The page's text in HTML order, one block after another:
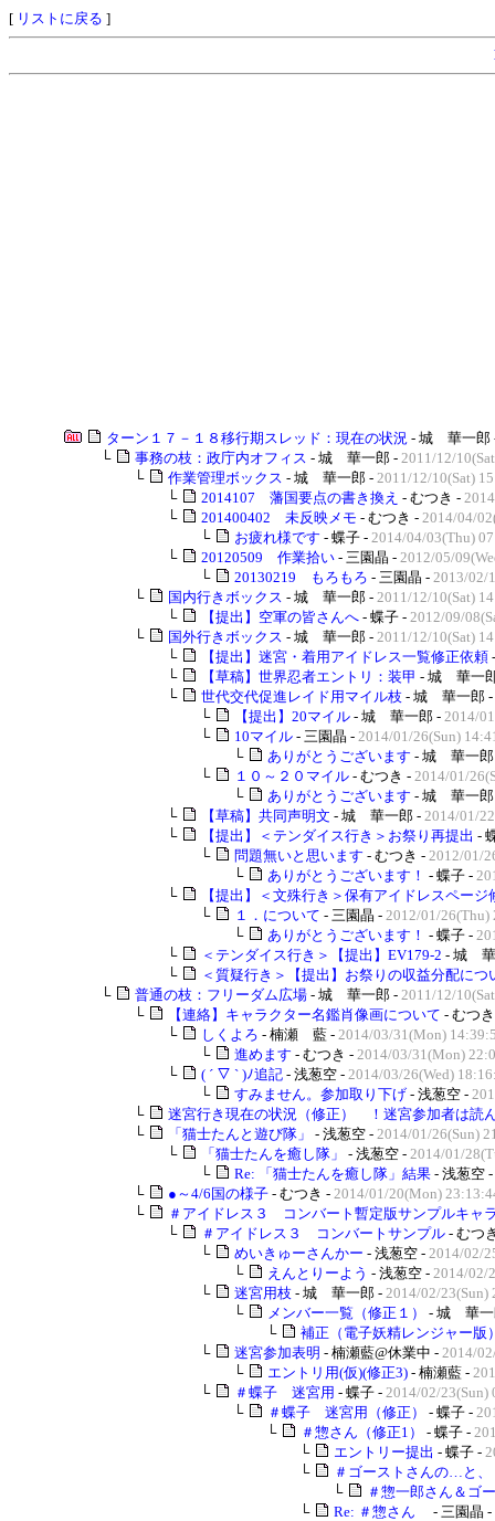
[ リストに戻る ]
ターン１７－１８移行期スレッド：現在の状況 - 城 華一郎
└
事務の枝：政庁内オフィス - 城 華一郎 - 2011/12/
└
作業管理ボックス - 城 華一郎 - 2011/12/10(Sat)
└
2014107 藩国要点の書き換え - むつき -
└
201400402 未反映メモ - むつき - 2014/04/
└
お疲れ様です - 蝶子 - 2014/04/03(Thu)
└
20120509 作業拾い - 三園晶 - 2012/05/
└
20130219 もろもろ - 三園晶 - 2013/02/
└
国内行きボックス - 城 華一郎 - 2011/12/10(Sat)
└
【提出】空軍の皆さんへ - 蝶子 - 2012/09/
└
国外行きボックス - 城 華一郎 - 2011/12/10(Sat)
└
【提出】迷宮・着用アイドレス一覧修正依頼
└
【草稿】世界忍者エントリ：装甲 - 城 華一
└
世代交代促進レイド用マイル枝 - 城 華一郎 -
└
【提出】20マイル - 城 華一郎 - 2014/
└
10マイル - 三園晶 - 2014/01/26(Sun)
└
ありがとうございます - 城 華一
└
１０～２０マイル - むつき - 2014/01/
└
ありがとうございます - 城 華一
└
【草稿】共同声明文 - 城 華一郎 - 2014/01/
└
【提出】＜テンダイス行き＞お祭り再提出 -
└
問題無いと思います - むつき - 2012/01/
└
ありがとうございます！ - 蝶子 -
└
【提出】＜文殊行き＞保有アイドレスページ
└
１．について - 三園晶 - 2012/01/26(Thu)
└
ありがとうございます！ - 蝶子 -
└
＜テンダイス行き＞【提出】EV179-2 - 城
└
＜質疑行き＞【提出】お祭りの収益分配につ
└
普通の枝：フリーダム広場 - 城 華一郎 - 2011/12/
└
【連絡】キャラクター名鑑肖像画について - むつ
└
しくよろ - 楠瀬 藍 - 2014/03/31(Mon)
└
進めます - むつき - 2014/03/31(Mon)
└
( ´ ▽ ` )ﾉ追記 - 浅葱空 - 2014/03/26(Wed)
└
すみません。参加取り下げ - 浅葱空 -
└
迷宮行き現在の状況（修正） ！迷宮参加者は読
└
「猫士たんと遊び隊」 - 浅葱空 - 2014/01/26(Sun)
└
「猫士たんを癒し隊」 - 浅葱空 - 2014/01/
└
Re: 「猫士たんを癒し隊」結果 - 浅葱空 -
└
●～4/6国の様子 - むつき - 2014/01/20(Mon)
└
＃アイドレス３ コンバート暫定版サンプルキャ
└
＃アイドレス３ コンバートサンプル - むつ
└
めいきゅーさんかー - 浅葱空 - 2014/02/
└
えんとりーよう - 浅葱空 - 2014/02/
└
迷宮用枝 - 城 華一郎 - 2014/02/23(Sun)
└
メンバー一覧（修正１）
- 城 華
└
補正（電子妖精レンジャー版
└
迷宮参加表明 - 楠瀬藍@休業中 - 2014/
└
エントリ用(仮)(修正3) - 楠瀬藍 -
└
＃蝶子 迷宮用 - 蝶子 - 2014/02/23(Sun)
└
＃蝶子 迷宮用（修正） - 蝶子 -
└
＃惣さん（修正1） - 蝶子 -
└
エントリー提出 - 蝶子 -
└
＃ゴーストさんの…と、
└
＃惣一郎さん＆ゴ
└
Re: ＃惣さん
- 三園晶 -